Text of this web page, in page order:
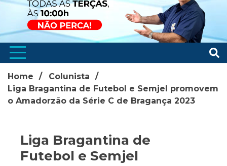
Home
Colunista
Liga Bragantina de Futebol e Semjel promovem
o Amadorzão da Série C de Bragança 2023
Liga Bragantina de
Futebol e Semjel